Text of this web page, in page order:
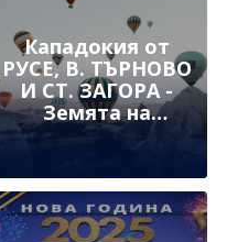
Кападокия от
РУСЕ, В. ТЪРНОВО
И СТ. ЗАГОРА -
Земята на
приказните
вълшебни феи -
автобусна